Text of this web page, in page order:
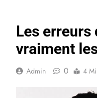
Les
vraiment
Admin 0 4